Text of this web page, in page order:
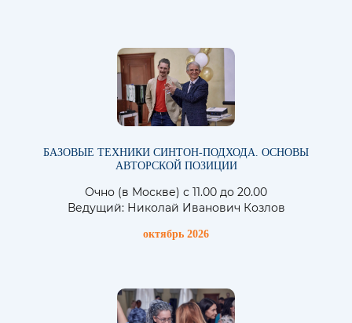
БАЗОВЫЕ ТЕХНИКИ СИНТОН-ПОДХОДА. ОСНОВЫ
АВТОРСКОЙ ПОЗИЦИИ
Очно (в Москве) с 11.00 до 20.00
Ведущий: Николай Иванович Козлов
октябрь 2026